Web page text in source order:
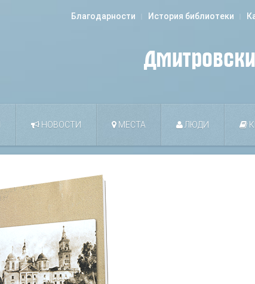
Благодарности История библиотеки
НОВОСТИ МЕСТА ЛЮДИ